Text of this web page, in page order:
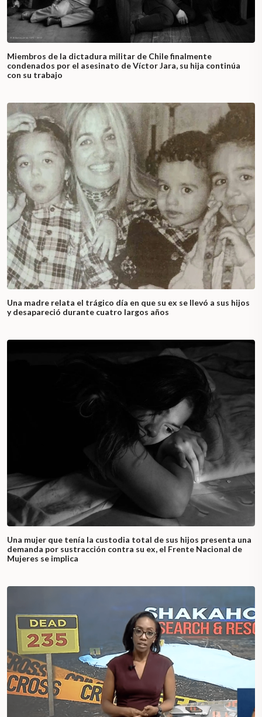
Miembros de la dictadura militar de Chile finalmente
condenados por el asesinato de Víctor Jara, su hija continúa
con su trabajo
Una madre relata el trágico día en que su ex se llevó a sus hijos
y desapareció durante cuatro largos años
Una mujer que tenía la custodia total de sus hijos presenta una
demanda por sustracción contra su ex, el Frente Nacional de
Mujeres se implica